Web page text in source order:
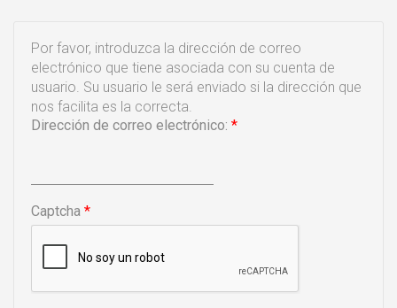
Por favor, introduzca la dirección de correo
electrónico que tiene asociada con su cuenta de
usuario. Su usuario le será enviado si la dirección que
nos facilita es la correcta.
Dirección de correo electrónico: *
Captcha *